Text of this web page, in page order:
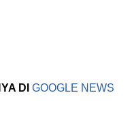
DI GOOGLE NEWS